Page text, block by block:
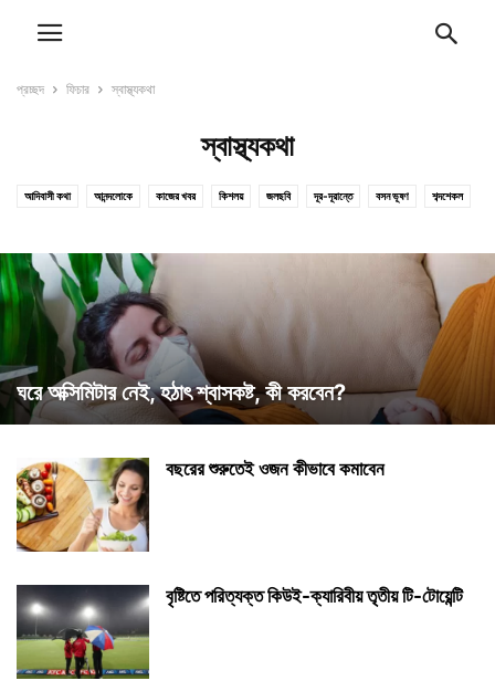
প্রচ্ছদ ফিচার স্বাস্থ্যকথা
স্বাস্থ্যকথা
আদিবাসী কথা আনন্দলোকে কাজের খবর কিশলয় জলছবি দূর-দূরান্তে বসন ভূষণ শব্দশেকল
ঘরে অক্সিমিটার নেই, হঠাৎ শ্বাসকষ্ট, কী করবেন?
বছরের শুরুতেই ওজন কীভাবে কমাবেন
বৃষ্টিতে পরিত্যক্ত কিউই-ক্যারিবীয় তৃতীয় টি-টোয়েন্টি